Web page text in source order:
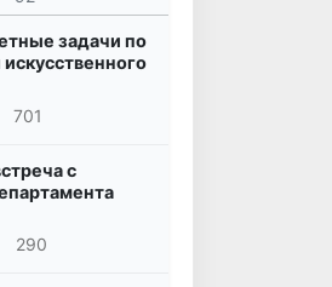
задачи по
701
с
290